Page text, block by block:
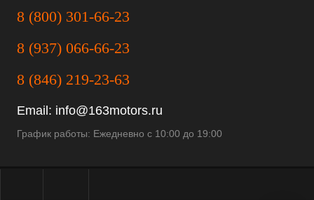
8 (800) 301-66-23
8 (937) 066-66-23
8 (846) 219-23-63
Email: info@163motors.ru
График работы: Ежедневно с 10:00 до 19:00